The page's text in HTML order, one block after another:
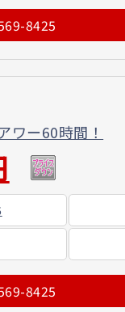
8425
ー60時間！
8425